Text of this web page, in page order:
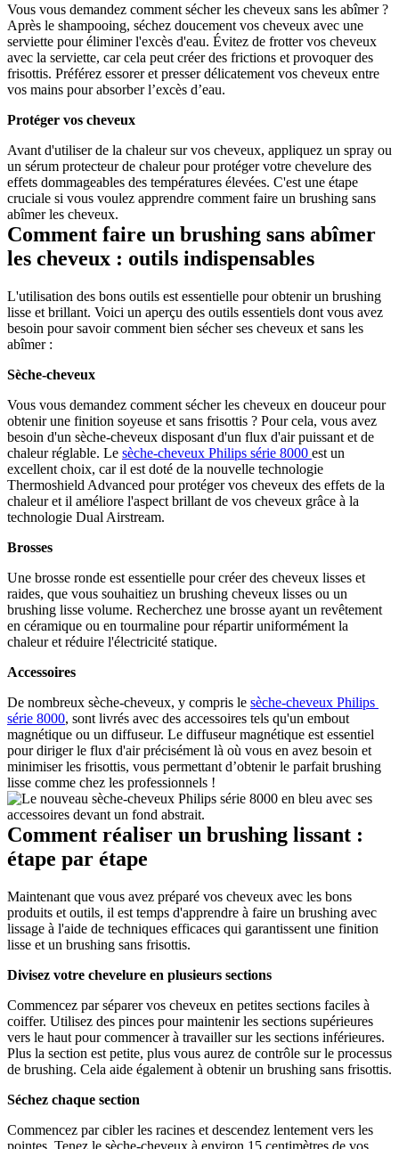
Vous vous demandez comment sécher les cheveux sans les abîmer ?
Après le shampooing, séchez doucement vos cheveux avec une
serviette pour éliminer l'excès d'eau. Évitez de frotter vos cheveux
avec la serviette, car cela peut créer des frictions et provoquer des
frisottis. Préférez essorer et presser délicatement vos cheveux entre
vos mains pour absorber l’excès d’eau.
Protéger vos cheveux
Avant d'utiliser de la chaleur sur vos cheveux, appliquez un spray ou
un sérum protecteur de chaleur pour protéger votre chevelure des
effets dommageables des températures élevées. C'est une étape
cruciale si vous voulez apprendre comment faire un brushing sans
abîmer les cheveux.
Comment faire un brushing sans abîmer
les cheveux : outils indispensables
L'utilisation des bons outils est essentielle pour obtenir un brushing
lisse et brillant. Voici un aperçu des outils essentiels dont vous avez
besoin pour savoir comment bien sécher ses cheveux et sans les
abîmer :
Sèche-cheveux
Vous vous demandez comment sécher les cheveux en douceur pour
obtenir une finition soyeuse et sans frisottis ? Pour cela, vous avez
besoin d'un sèche-cheveux disposant d'un flux d'air puissant et de
chaleur réglable. Le sèche-cheveux Philips série 8000 est un
excellent choix, car il est doté de la nouvelle technologie
Thermoshield Advanced pour protéger vos cheveux des effets de la
chaleur et il améliore l'aspect brillant de vos cheveux grâce à la
technologie Dual Airstream.
Brosses
Une brosse ronde est essentielle pour créer des cheveux lisses et
raides, que vous souhaitiez un brushing cheveux lisses ou un
brushing lisse volume. Recherchez une brosse ayant un revêtement
en céramique ou en tourmaline pour répartir uniformément la
chaleur et réduire l'électricité statique.
Accessoires
De nombreux sèche-cheveux, y compris le sèche-cheveux Philips
série 8000, sont livrés avec des accessoires tels qu'un embout
magnétique ou un diffuseur. Le diffuseur magnétique est essentiel
pour diriger le flux d'air précisément là où vous en avez besoin et
minimiser les frisottis, vous permettant d’obtenir le parfait brushing
lisse comme chez les professionnels !
Comment réaliser un brushing lissant :
étape par étape
Maintenant que vous avez préparé vos cheveux avec les bons
produits et outils, il est temps d'apprendre à faire un brushing avec
lissage à l'aide de techniques efficaces qui garantissent une finition
lisse et un brushing sans frisottis.
Divisez votre chevelure en plusieurs sections
Commencez par séparer vos cheveux en petites sections faciles à
coiffer. Utilisez des pinces pour maintenir les sections supérieures
vers le haut pour commencer à travailler sur les sections inférieures.
Plus la section est petite, plus vous aurez de contrôle sur le processus
de brushing. Cela aide également à obtenir un brushing sans frisottis.
Séchez chaque section
Commencez par cibler les racines et descendez lentement vers les
pointes. Tenez le sèche-cheveux à environ 15 centimètres de vos